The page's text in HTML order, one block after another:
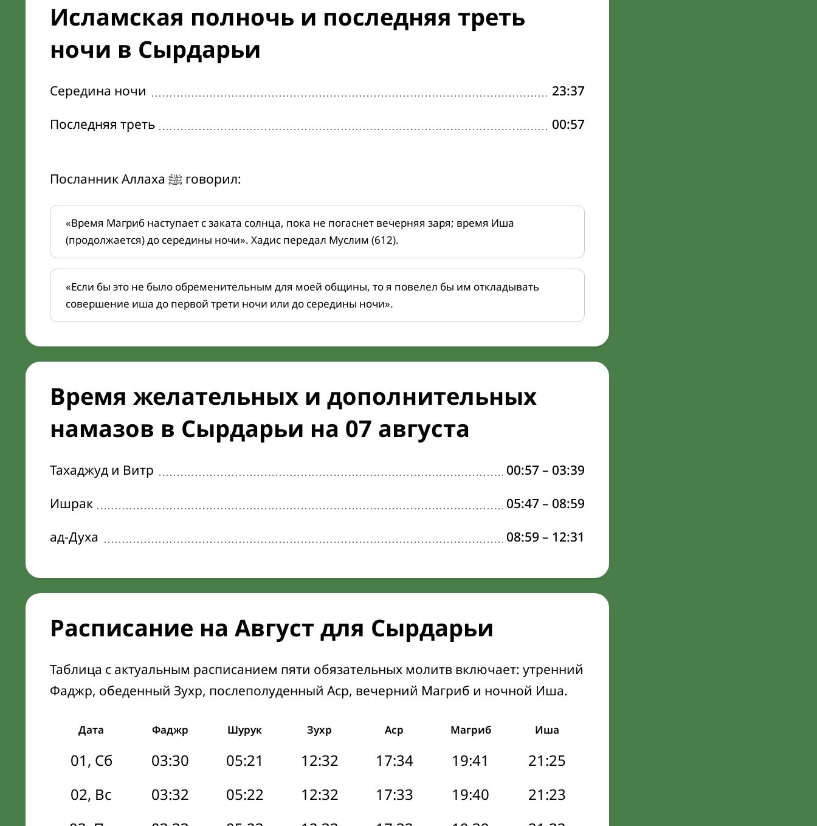
Исламская полночь и последняя треть
ночи в Сырдарьи
Середина ночи
23:37
Последняя треть
00:57
Посланник Аллаха ﷺ говорил:
«Время Магриб наступает с заката солнца, пока не погаснет вечерняя заря; время Иша
(продолжается) до середины ночи». Хадис передал Муслим (612).
«Если бы это не было обременительным для моей общины, то я повелел бы им откладывать
совершение иша до первой трети ночи или до середины ночи».
Время желательных и дополнительных
намазов в Сырдарьи на 07 августа
Тахаджуд и Витр 00:57– 03:39
Ишрак
05:47– 08:59
ад-Духа
08:59 – 12:31
Расписание на Август для Сырдарьи
Таблица с актуальным расписанием пяти обязательных молитв включает: утренний
Фаджр, обеденный Зухр, послеполуденный Аср, вечерний Магриб и ночной Иша.
Дата Фаджр Шурук Зухр Аср Магриб Иша
01, Сб 03:30 05:21 12:32 17:34 19:41
21:25
02, Вс
03:32 05:22 12:32 17:33 19:40
21:23